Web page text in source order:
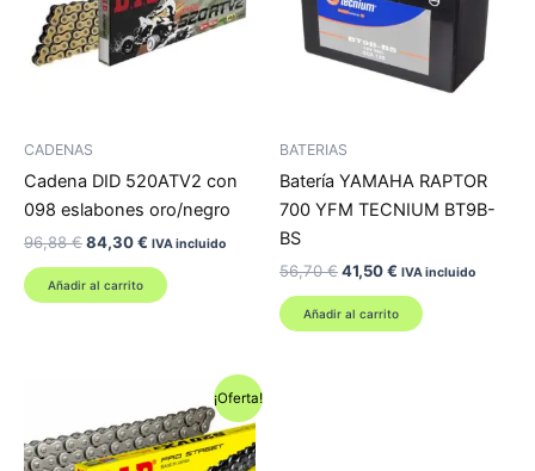
CADENAS
Cadena DID 520ATV2 con
098 eslabones oro/negro
96,88€El
original
era:
84,30€ El
actual
es:
IVA incluido
Añadir al carrito
BATERIAS
Batería YAMAHA RAPTOR
700 YFM TECNIUM BT9B-
BS
56,70€El
original
era:
41,50€ El
actual
es:
IVA incluido
Añadir al carrito
¡Oferta!